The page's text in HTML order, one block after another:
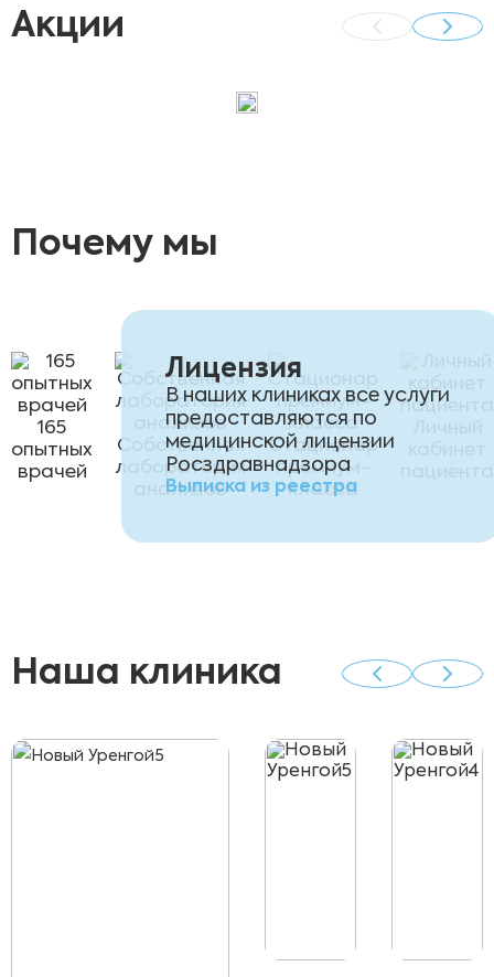
Акции
Почему мы
165
опытных
врачей
Собственная
лаборатория
анализов
Стационар
премиум-
класса
Лицензия
В наших клиниках все услуги
предоставляются по
медицинской лицензии
Росздравнадзора
Выписка из реестра
Наша клиника